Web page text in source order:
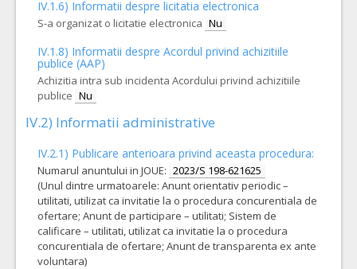
IV.1.6) Informatii despre licitatia electronica
S-a organizat o licitatie electronica Nu
IV.1.8) Informatii despre Acordul privind achizitiile
publice (AAP)
Achizitia intra sub incidenta Acordului privind achizitiile
publice Nu
IV.2) Informatii administrative
IV.2.1) Publicare anterioara privind aceasta procedura:
Numarul anuntului in JOUE: 2023/S 198-621625
(Unul dintre urmatoarele: Anunt orientativ periodic –
utilitati, utilizat ca invitatie la o procedura concurentiala de
ofertare; Anunt de participare – utilitati; Sistem de
calificare – utilitati, utilizat ca invitatie la o procedura
concurentiala de ofertare; Anunt de transparenta ex ante
voluntara)